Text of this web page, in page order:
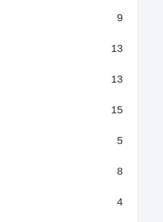
9
13
13
15
5
8
4